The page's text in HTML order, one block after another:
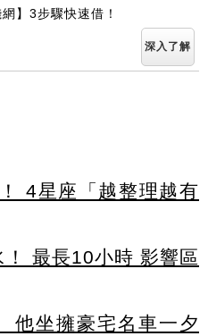
】3步驟快速借！
深入了解
4星座「越整理越有
最長10小時 影響區
他坐擁豪宅名車一夕